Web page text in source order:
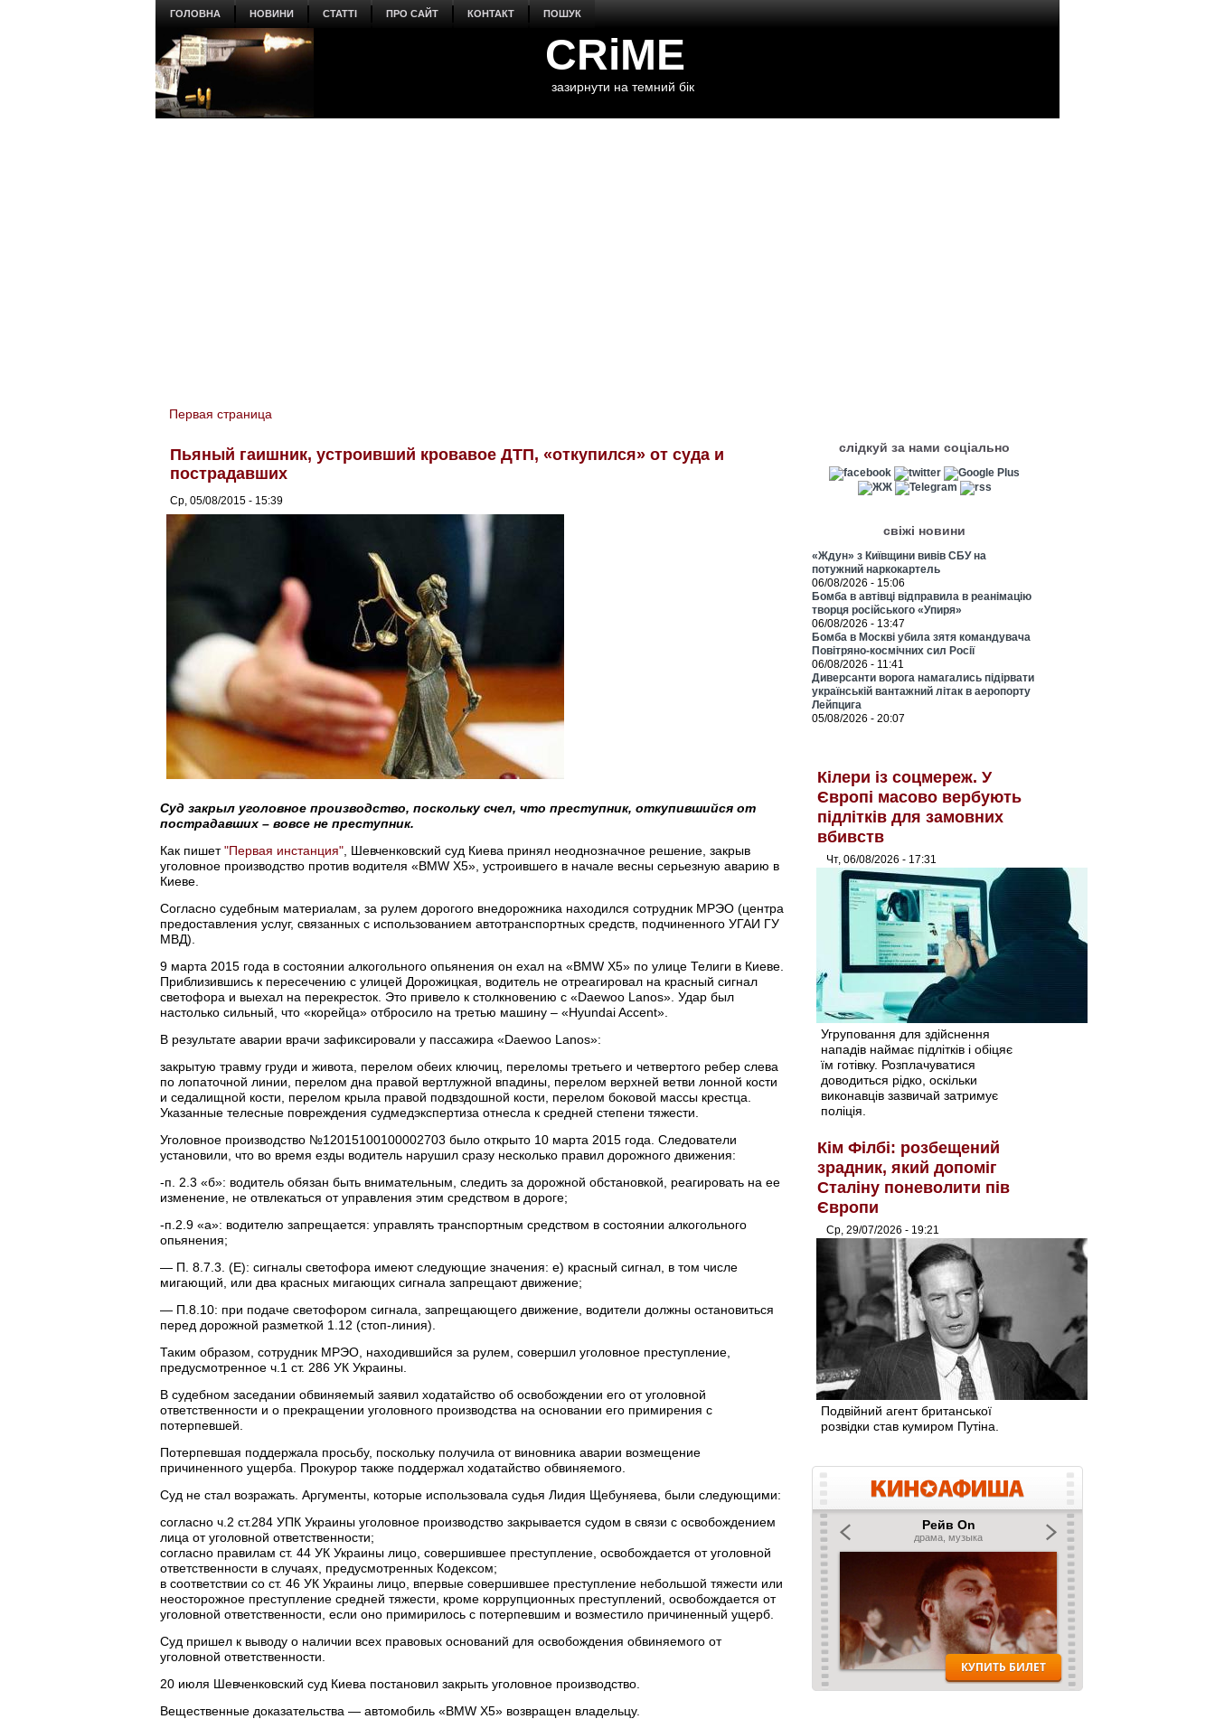
ГОЛОВНА НОВИНИ СТАТТІ ПРО САЙТ КОНТАКТ ПОШУК
CRiME
зазирнути на темний бік
You are here
Первая страница
Пьяный гаишник, устроивший кровавое ДТП, «откупился» от суда и
пострадавших
Ср, 05/08/2015 - 15:39
Суд закрыл уголовное производство, поскольку счел, что преступник, откупившийся от
пострадавших – вовсе не преступник.
Как пишет"Первая инстанция" , Шевченковский суд Киева принял неоднозначное решение, закрыв
уголовное производство против водителя «ВМW Х5», устроившего в начале весны серьезную аварию в
Киеве.
Согласно судебным материалам, за рулем дорогого внедорожника находился сотрудник МРЭО (центра
предоставления услуг, связанных с использованием автотранспортных средств, подчиненного УГАИ ГУ
МВД).
9 марта 2015 года в состоянии алкогольного опьянения он ехал на «ВМW Х5» по улице Телиги в Киеве.
Приблизившись к пересечению с улицей Дорожицкая, водитель не отреагировал на красный сигнал
светофора и выехал на перекресток. Это привело к столкновению с «Daewoo Lanos». Удар был
настолько сильный, что «корейца» отбросило на третью машину – «Hyundai Accent».
В результате аварии врачи зафиксировали у пассажира «Daewoo Lanos»:
закрытую травму груди и живота, перелом обеих ключиц, переломы третьего и четвертого ребер слева
по лопаточной линии, перелом дна правой вертлужной впадины, перелом верхней ветви лонной кости
и седалищной кости, перелом крыла правой подвздошной кости, перелом боковой массы крестца.
Указанные телесные повреждения судмедэкспертиза отнесла к средней степени тяжести.
Уголовное производство №12015100100002703 было открыто 10 марта 2015 года. Следователи
установили, что во время езды водитель нарушил сразу несколько правил дорожного движения:
-п. 2.3 «б»: водитель обязан быть внимательным, следить за дорожной обстановкой, реагировать на ее
изменение, не отвлекаться от управления этим средством в дороге;
-п.2.9 «а»: водителю запрещается: управлять транспортным средством в состоянии алкогольного
опьянения;
— П. 8.7.3. (Е): сигналы светофора имеют следующие значения: е) красный сигнал, в том числе
мигающий, или два красных мигающих сигнала запрещают движение;
— П.8.10: при подаче светофором сигнала, запрещающего движение, водители должны остановиться
перед дорожной разметкой 1.12 (стоп-линия).
Таким образом, сотрудник МРЭО, находившийся за рулем, совершил уголовное преступление,
предусмотренное ч.1 ст. 286 УК Украины.
В судебном заседании обвиняемый заявил ходатайство об освобождении его от уголовной
ответственности и о прекращении уголовного производства на основании его примирения с
потерпевшей.
Потерпевшая поддержала просьбу, поскольку получила от виновника аварии возмещение
причиненного ущерба. Прокурор также поддержал ходатайство обвиняемого.
Суд не стал возражать. Аргументы, которые использовала судья Лидия Щебуняева, были следующими:
согласно ч.2 ст.284 УПК Украины уголовное производство закрывается судом в связи с освобождением
лица от уголовной ответственности;
согласно правилам ст. 44 УК Украины лицо, совершившее преступление, освобождается от уголовной
ответственности в случаях, предусмотренных Кодексом;
в соответствии со ст. 46 УК Украины лицо, впервые совершившее преступление небольшой тяжести или
неосторожное преступление средней тяжести, кроме коррупционных преступлений, освобождается от
уголовной ответственности, если оно примирилось с потерпевшим и возместило причиненный ущерб.
Суд пришел к выводу о наличии всех правовых оснований для освобождения обвиняемого от
уголовной ответственности.
20 июля Шевченковский суд Киева постановил закрыть уголовное производство.
Вещественные доказательства — автомобиль «ВМW Х5» возвращен владельцу.
слідкуй за нами соціально
свіжі новини
«Ждун» з Київщини вивів СБУ на
потужний наркокартель
06/08/2026 - 15:06
Бомба в автівці відправила в реанімацію
творця російського «Упиря»
06/08/2026 - 13:47
Бомба в Москві убила зятя командувача
Повітряно-космічних сил Росії
06/08/2026 - 11:41
Диверсанти ворога намагались підірвати
українській вантажний літак в аеропорту
Лейпцига
05/08/2026 - 20:07
Кілери із соцмереж. У
Європі масово вербують
підлітків для замовних
вбивств
Чт, 06/08/2026 - 17:31
Угруповання для здійснення
нападів наймає підлітків і обіцяє
їм готівку. Розплачуватися
доводиться рідко, оскільки
виконавців зазвичай затримує
поліція.
Кім Філбі: розбещений
зрадник, який допоміг
Сталіну поневолити пів
Європи
Ср, 29/07/2026 - 19:21
Подвійний агент британської
розвідки став кумиром Путіна.